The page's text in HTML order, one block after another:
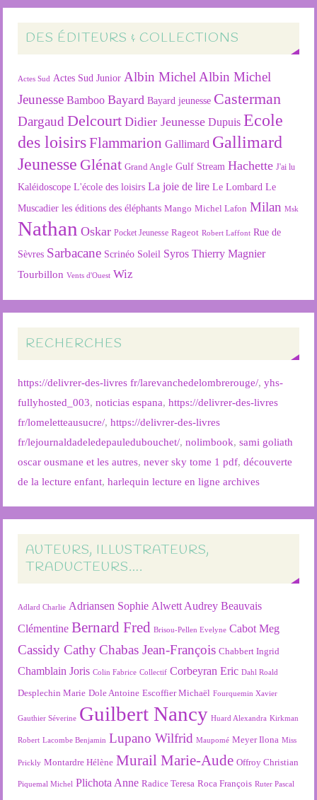
DES ÉDITEURS & COLLECTIONS
Actes Sud Actes Sud Junior Albin Michel Albin Michel
Jeunesse Bamboo Bayard Bayard jeunesse Casterman
Dargaud Delcourt Didier Jeunesse Dupuis Ecole
des loisirsFlammarion Gallimard Gallimard
Jeunesse Glénat Grand Angle Gulf Stream Hachette J'ai lu
Kaléidoscope L'école des loisirs La joie de lire Le Lombard Le
Muscadier les éditions des éléphants Mango Michel Lafon Milan Msk
Nathan Oskar Pocket Jeunesse Rageot Robert Laffont Rue de
Sèvres Sarbacane Scrinéo Soleil Syros Thierry Magnier
Tourbillon Vents d'Ouest Wiz
RECHERCHES
https://delivrer-des-livres fr/larevanchedelombrerouge/,yhs-
fullyhosted_003,noticias espana,https://delivrer-des-livres
fr/lomeletteausucre/,https://delivrer-des-livres
fr/lejournaldadeledepauledubouchet/,nolimbook,sami goliath
oscar ousmane et les autres,never sky tome 1 pdf,découverte
de la lecture enfant,harlequin lecture en ligne archives
AUTEURS, ILLUSTRATEURS,
TRADUCTEURS….
Adlard Charlie Adriansen Sophie Alwett Audrey Beauvais
Clémentine Bernard Fred Brisou-Pellen Evelyne Cabot Meg
Cassidy Cathy Chabas Jean-François Chabbert Ingrid
Chamblain Joris Colin Fabrice Collectif Corbeyran Eric Dahl Roald
Desplechin Marie Dole Antoine Escoffier Michaël Fourquemin Xavier
Gauthier Séverine Guilbert Nancy Huard Alexandra Kirkman
Robert Lacombe Benjamin Lupano Wilfrid Maupomé Meyer Ilona Miss
Prickly Montardre Hélène Murail Marie-Aude Offroy Christian
Piquemal Michel Plichota Anne Radice Teresa Roca François Ruter Pascal